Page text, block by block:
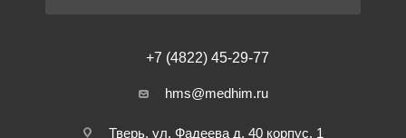
+7 (4822) 45-29-77
hms@medhim.ru
Тверь, ул. Фадеева д. 40 корпус. 1